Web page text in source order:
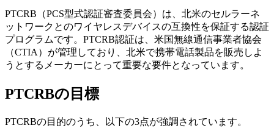
PTCRB（PCS型式認証審査委員会）は、北米のセルラーネ
ットワークとのワイヤレスデバイスの互換性を保証する認証
プログラムです。PTCRB認証は、米国無線通信事業者協会
（CTIA）が管理しており、北米で携帯電話製品を販売しよ
うとするメーカーにとって重要な要件となっています。
PTCRBの目標
PTCRBの目的のうち、以下の3点が強調されています。